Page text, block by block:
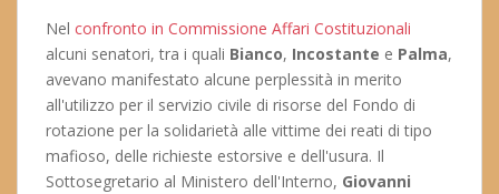
Nel confronto in Commissione Affari Costituzionali
alcuni senatori, tra i quali Bianco, Incostante e Palma,
avevano manifestato alcune perplessità in merito
all'utilizzo per il servizio civile di risorse del Fondo di
rotazione per la solidarietà alle vittime dei reati di tipo
mafioso, delle richieste estorsive e dell'usura. Il
Sottosegretario al Ministero dell'Interno, Giovanni